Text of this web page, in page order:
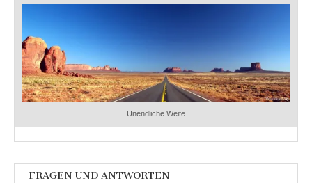
Unendliche Weite
FRAGEN UND ANTWORTEN